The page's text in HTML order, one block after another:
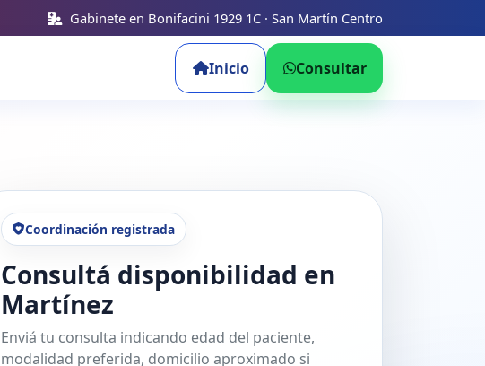
Gabinete en Bonifacini 1929 1C · San Martín Centro
Inicio Consultar
Coordinación registrada
Consultá disponibilidad en
Martínez
Enviá tu consulta indicando edad del paciente,
modalidad preferida, domicilio aproximado si